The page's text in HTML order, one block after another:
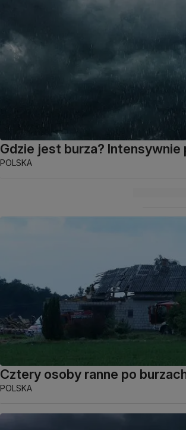
Gdzie jest burza? Intensywnie
POLSKA
Cztery osoby ranne po
POLSKA